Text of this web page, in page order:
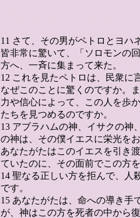
11 さて、その男がペトロとヨハ
皆非常に驚いて、「ソロモンの
方へ、一斉に集まって来た。
12 これを見たペトロは、民衆に
なぜこのことに驚くのですか。
力や信心によって、この人を歩
たちを見つめるのですか。
13 アブラハムの神、イサクの神
の神は、その僕イエスに栄光を
あなたがたはこのイエスを引き
ていたのに、その面前でこの方を
14 聖なる正しい方を拒んで、人
です。
15 あなたがたは、命への導き手
が、神はこの方を死者の中から